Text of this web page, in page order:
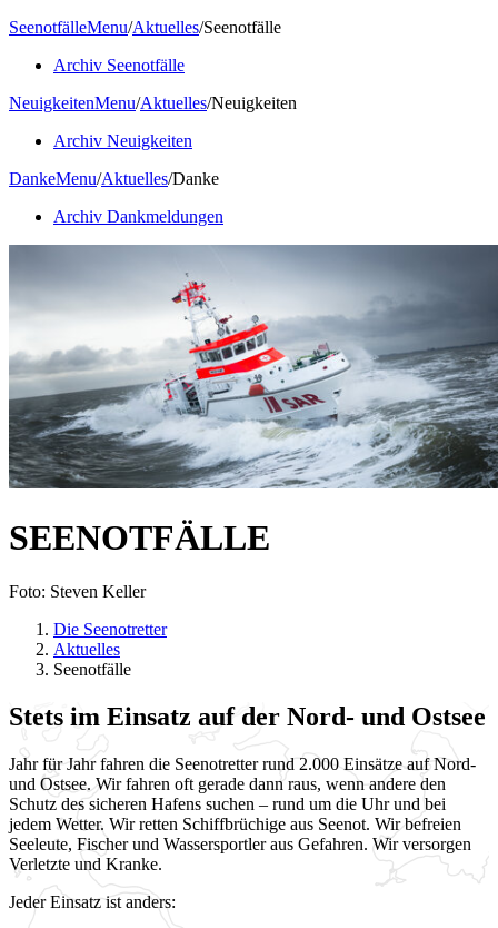
SeenotfälleMenu/Aktuelles/Seenotfälle
Archiv Seenotfälle
NeuigkeitenMenu/Aktuelles/Neuigkeiten
Archiv Neuigkeiten
DankeMenu/Aktuelles/Danke
Archiv Dankmeldungen
SEENOTFÄLLE
Foto: Steven Keller
Die Seenotretter
Aktuelles
Seenotfälle
Stets im Einsatz auf der Nord- und Ostsee
Jahr für Jahr fahren die Seenotretter rund 2.000 Einsätze auf Nord-
und Ostsee. Wir fahren oft gerade dann raus, wenn andere den
Schutz des sicheren Hafens suchen – rund um die Uhr und bei
jedem Wetter. Wir retten Schiffbrüchige aus Seenot. Wir befreien
Seeleute, Fischer und Wassersportler aus Gefahren. Wir versorgen
Verletzte und Kranke.
Jeder Einsatz ist anders: